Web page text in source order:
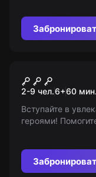
В плену у
2-9 чел.6+60 мин.
Вступайте в
героями!